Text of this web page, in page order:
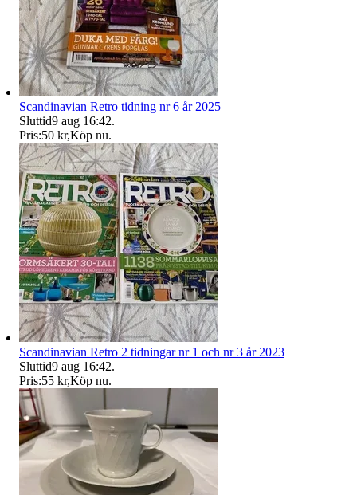
Scandinavian Retro tidning nr 6 år 2025
Sluttid9 aug 16:42.
Pris:50 kr,Köp nu.
Scandinavian Retro 2 tidningar nr 1 och nr 3 år 2023
Sluttid9 aug 16:42.
Pris:55 kr,Köp nu.